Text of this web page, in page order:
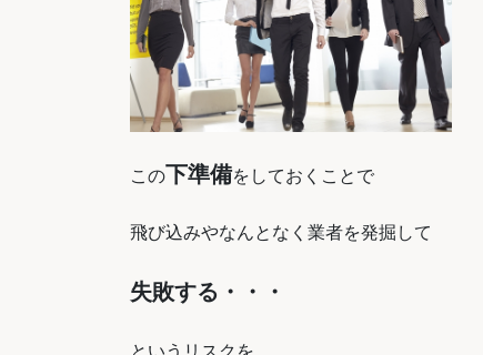
この下準備をしておくことで
飛び込みやなんとなく業者を発掘して
失敗する・・・
というリスクを